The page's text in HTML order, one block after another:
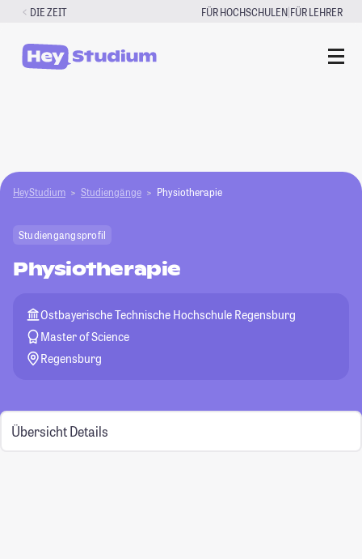
Zum
springen
DIE ZEIT FÜR HOCHSCHULEN|FÜR LEHRER
HeyStudium Studiengänge Physiotherapie
Studiengangsprofil
Physiotherapie
Ostbayerische Technische Hochschule Regensburg
Master of Science
Regensburg
Übersicht Details